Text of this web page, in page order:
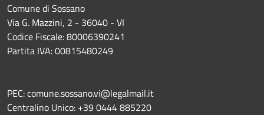
Comune di Sossano
Via G. Mazzini, 2 - 36040 - VI
Codice Fiscale: 80006390241
Partita IVA: 00815480249
PEC: comune.sossano.vi@legalmail.it
Centralino Unico: +39 0444 885220